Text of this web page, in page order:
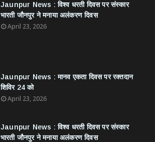
Jaunpur News : विश्व धरती दिवस पर संस्कार
भारती जौनपुर ने मनाया अलंकरण दिवस
April 23, 2026
Jaunpur News : ​मानव एकता दिवस पर रक्तदान
शिविर 24 को
April 23, 2026
Jaunpur News : विश्व धरती दिवस पर संस्कार
भारती जौनपुर ने मनाया अलंकरण दिवस